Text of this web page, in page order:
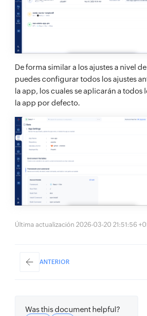
De forma similar a los ajustes a nivel
puedes configurar todos los ajustes
la app, los cuales se aplicarán a todos
la app por defecto.
Última actualización 2026-03-20 21:51:56
ANTERIOR
Was this document helpful?